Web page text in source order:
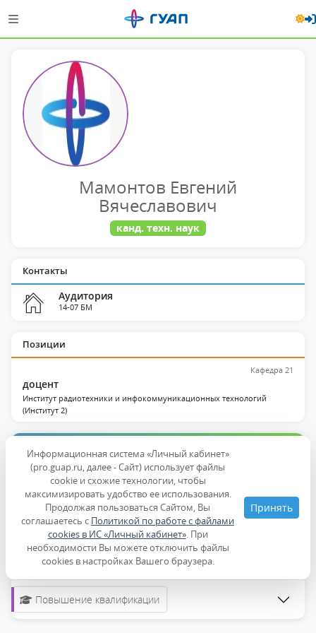
Мамонтов Евгений
Вячеславович
канд. техн. наук
Контакты
Аудитория
14-07 БМ
Позиции
Кафедра 21
доцент
Институт радиотехники и инфокоммуникационных технологий
(Институт 2)
Дисциплины
Образование
Ученые степени, звания
Повышение квалификации
Информационная система «Личный кабинет»
(pro.guap.ru, далее - Сайт) использует файлы
cookie и схожие технологии, чтобы
максимизировать удобство ее использования.
Продолжая пользоваться Сайтом, Вы
соглашаетесь с Политикой по работе с файлами
cookies в ИС «Личный кабинет». При
необходимости Вы можете отключить файлы
cookies в настройках Вашего браузера.
Принять